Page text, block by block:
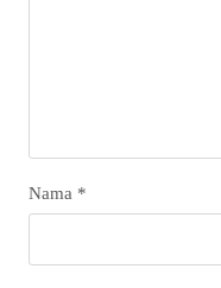
Nama *